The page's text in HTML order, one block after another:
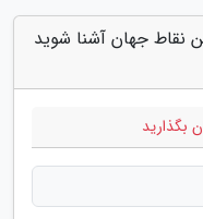
نقاط جهان آشنا شوید
بگذارید